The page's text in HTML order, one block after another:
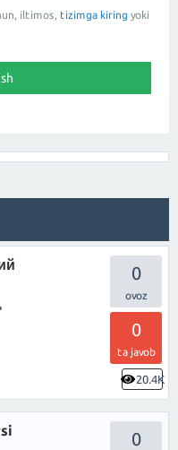
iltimos, tizimga kiring yoki
0
0
ta javob
20.4K
0